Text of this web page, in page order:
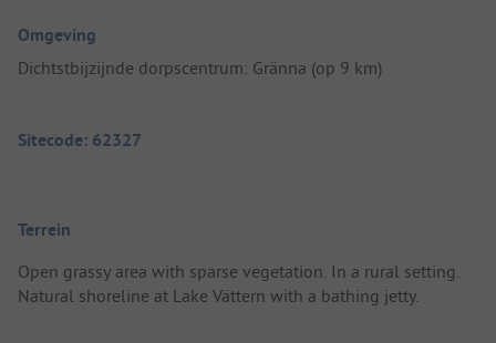
Omgeving
Dichtstbijzijnde dorpscentrum: Gränna (op 9 km)
Sitecode: 62327
Terrein
Open grassy area with sparse vegetation. In a rural setting.
Natural shoreline at Lake Vättern with a bathing jetty.